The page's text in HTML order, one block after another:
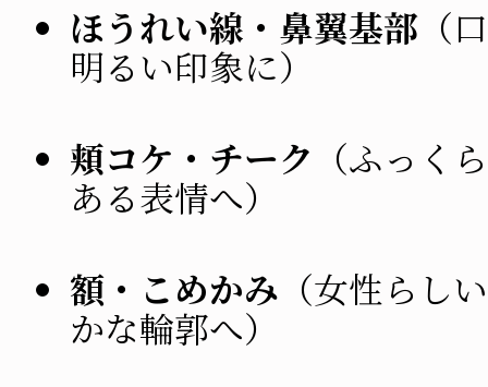
ほうれい線・鼻翼基部（
明るい印象に）
頬コケ・チーク （ふっく
ある表情へ）
額・こめかみ （女性らし
かな輪郭へ）